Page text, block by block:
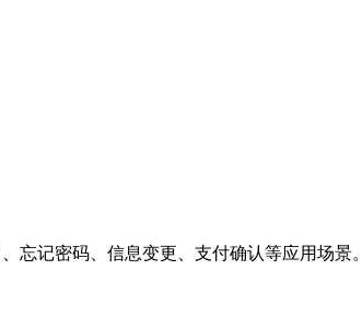
忘记密码、信息变更、支付确认等应用场景。